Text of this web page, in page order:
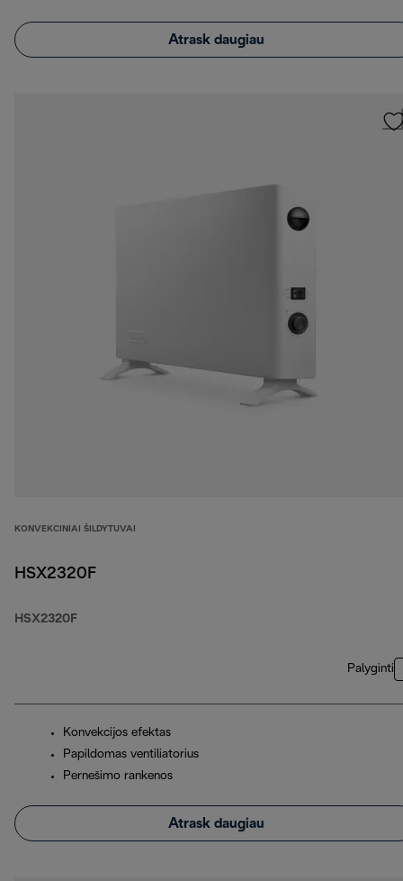
Atrask daugiau
KONVEKCINIAI ŠILDYTUVAI
HSX2320F
HSX2320F
Palyginti
Konvekcijos efektas
Papildomas ventiliatorius
Pernešimo rankenos
Atrask daugiau